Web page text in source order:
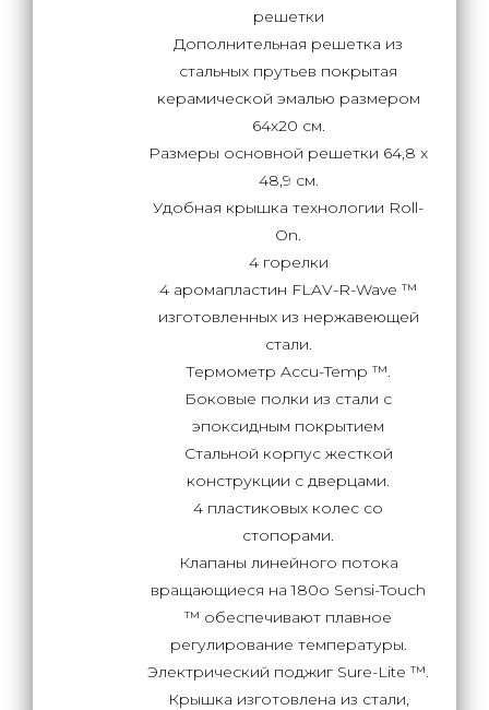
решетки
Дополнительная решетка из
стальных прутьев покрытая
керамической эмалью размером
64х20 см.
Размеры основной решетки 64,8 x
48,9 см.
Удобная крышка технологии Roll-
On.
4 горелки
4 аромапластин FLAV-R-Wave ™
изготовленных из нержавеющей
стали.
Термометр Accu-Temp ™.
Боковые полки из стали с
эпоксидным покрытием
Стальной корпус жесткой
конструкции с дверцами.
4 пластиковых колес со
стопорами.
Клапаны линейного потока
вращающиеся на 180о Sensi-Touch
™ обеспечивают плавное
регулирование температуры.
Электрический поджиг Sure-Lite ™.
Крышка изготовлена из стали,